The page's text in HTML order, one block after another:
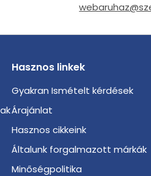
Hasznos linkek
Gyakran Ismételt kérdések
Árajánlat
Hasznos cikkeink
Általunk forgalmazott márkák
Minőségpolitika